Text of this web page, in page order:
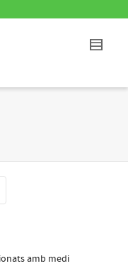
amb medi